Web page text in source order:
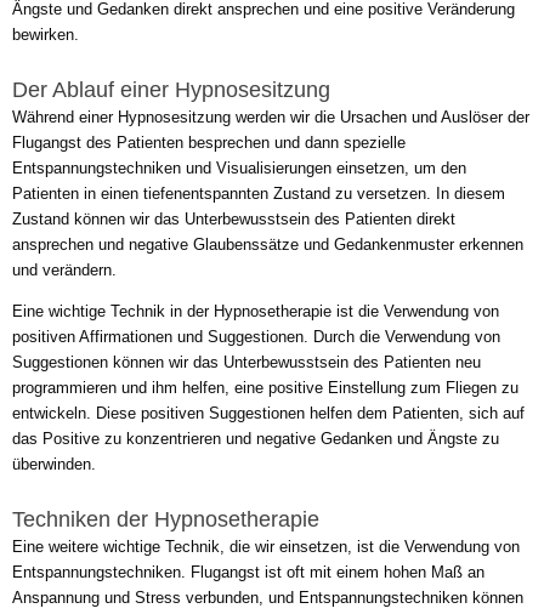
Ängste und Gedanken direkt ansprechen und eine positive Veränderung
bewirken.
Der Ablauf einer Hypnosesitzung
Während einer Hypnosesitzung werden wir die Ursachen und Auslöser der
Flugangst des Patienten besprechen und dann spezielle
Entspannungstechniken und Visualisierungen einsetzen, um den
Patienten in einen tiefenentspannten Zustand zu versetzen. In diesem
Zustand können wir das Unterbewusstsein des Patienten direkt
ansprechen und negative Glaubenssätze und Gedankenmuster erkennen
und verändern.
Eine wichtige Technik in der Hypnosetherapie ist die Verwendung von
positiven Affirmationen und Suggestionen. Durch die Verwendung von
Suggestionen können wir das Unterbewusstsein des Patienten neu
programmieren und ihm helfen, eine positive Einstellung zum Fliegen zu
entwickeln. Diese positiven Suggestionen helfen dem Patienten, sich auf
das Positive zu konzentrieren und negative Gedanken und Ängste zu
überwinden.
Techniken der Hypnosetherapie
Eine weitere wichtige Technik, die wir einsetzen, ist die Verwendung von
Entspannungstechniken. Flugangst ist oft mit einem hohen Maß an
Anspannung und Stress verbunden, und Entspannungstechniken können